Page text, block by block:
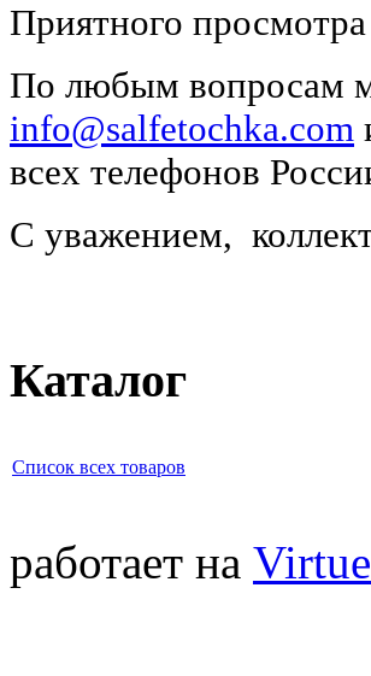
Приятного
По любым вопросам
info@salfetochka.com
всех телефонов
С уважением,
Каталог
Список всех товаров
работает на